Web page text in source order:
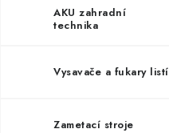
AKU zahradní
technika
Vysavače a fukary listí
Zametací stroje